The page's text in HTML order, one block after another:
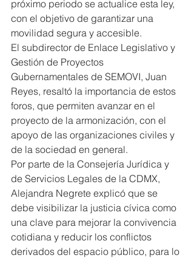
próximo periodo se actualice esta ley,
con el objetivo de garantizar una
movilidad segura y accesible.
El subdirector de Enlace Legislativo y
Gestión de Proyectos
Gubernamentales de SEMOVI, Juan
Reyes, resaltó la importancia de estos
foros, que permiten avanzar en el
proyecto de la armonización, con el
apoyo de las organizaciones civiles y
de la sociedad en general.
Por parte de la Consejería Jurídica y
de Servicios Legales de la CDMX,
Alejandra Negrete explicó que se
debe visibilizar la justicia cívica como
una clave para mejorar la convivencia
cotidiana y reducir los conflictos
derivados del espacio público, para lo